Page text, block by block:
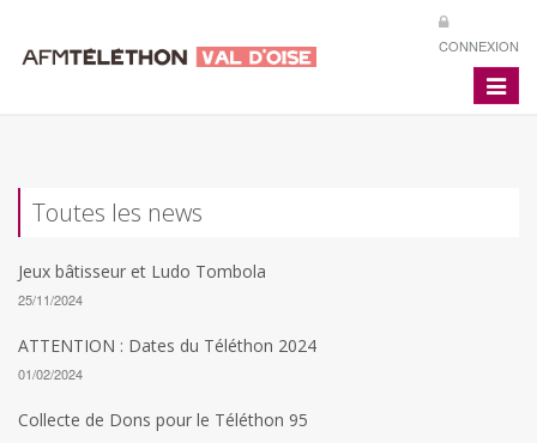
CONNEXION
Toggle
Toutes les news
Jeux bâtisseur et Ludo Tombola
25/11/2024
ATTENTION : Dates du Téléthon 2024
01/02/2024
Collecte de Dons pour le Téléthon 95